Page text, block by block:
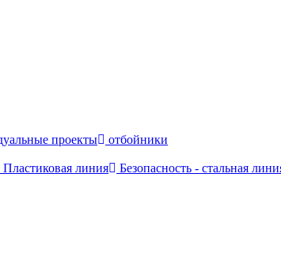
проекты
отбойники
Пластиковая линия
Безопасность - стальная